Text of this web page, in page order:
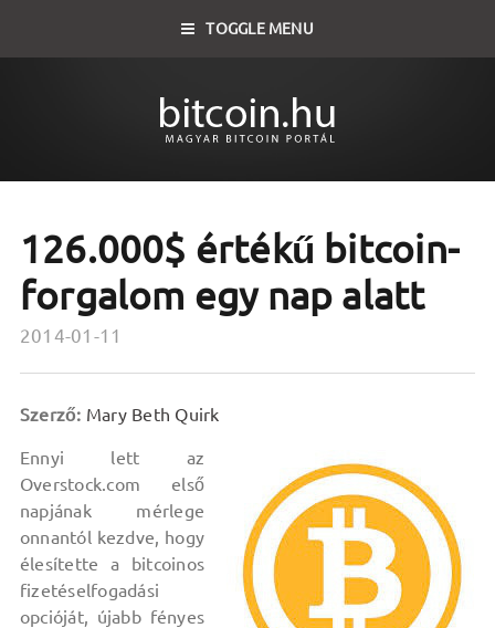
TOGGLE MENU
126.000$ értékű bitcoin-
forgalom egy nap alatt
2014-01-11
Szerző: Mary Beth Quirk
Ennyi lett az
Overstock.com első
napjának mérlege
onnantól kezdve, hogy
élesítette a bitcoinos
fizetéselfogadási
opcióját, újabb fényes